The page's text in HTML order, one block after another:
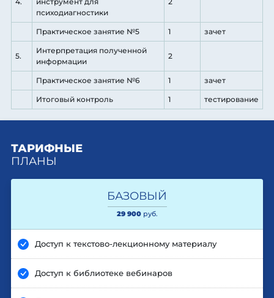
психодиагностики
Практическое занятие №5 1 зачет
5.
Интерпретация полученной
информации
2
Практическое занятие №6 1 зачет
Итоговый контроль 1 тестирование
ТАРИФНЫЕ
ПЛАНЫ
БАЗОВЫЙ
29 900 руб.
Доступ к текстово-лекционному материалу
Доступ к библиотеке вебинаров